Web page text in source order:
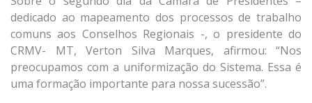
dedicado ao mapeamento dos processos de trabalho
comuns aos Conselhos Regionais -, o presidente do
CRMV- MT, Verton Silva Marques, afirmou: “Nos
preocupamos com a uniformização do Sistema. Essa é
uma formação importante para nossa sucessão”.